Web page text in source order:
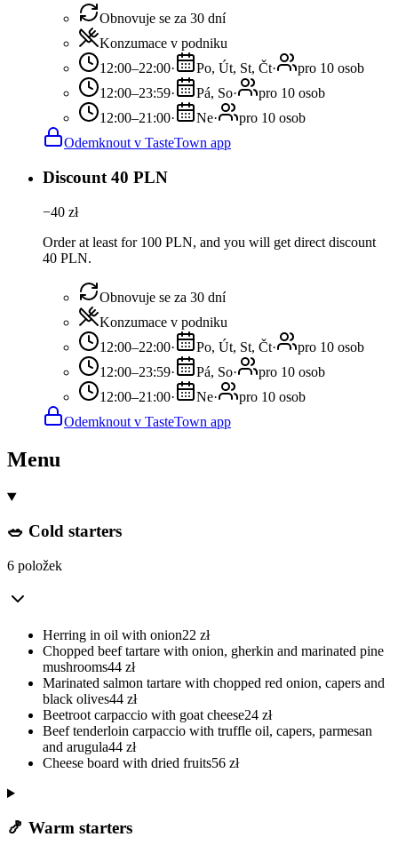
Obnovuje se za 30 dní
Konzumace v podniku
12:00–22:00· Po, Út, St, Čt·
pro 10 osob
12:00–23:59· Pá, So·
pro 10 osob
12:00–21:00· Ne·
pro 10 osob
Odemknout v TasteTown app
Discount 40 PLN
−40 zł
Order at least for 100 PLN, and you will get direct discount
40 PLN.
Obnovuje se za 30 dní
Konzumace v podniku
12:00–22:00· Po, Út, St, Čt·
pro 10 osob
12:00–23:59· Pá, So·
pro 10 osob
12:00–21:00· Ne·
pro 10 osob
Odemknout v TasteTown app
Menu
🥗 Cold starters
6 položek
Herring in oil with onion22 zł
Chopped beef tartare with onion, gherkin and marinated pine
mushrooms44 zł
Marinated salmon tartare with chopped red onion, capers and
black olives44 zł
Beetroot carpaccio with goat cheese24 zł
Beef tenderloin carpaccio with truffle oil, capers, parmesan
and arugula44 zł
Cheese board with dried fruits56 zł
🍤 Warm starters